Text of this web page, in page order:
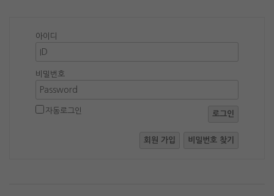
아이디
비밀번호
자동로그인 로그인
회원 가입 비밀번호 찾기